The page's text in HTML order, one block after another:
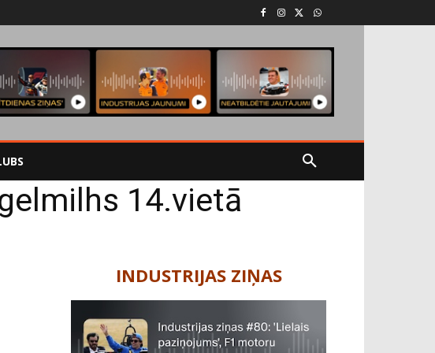
14.vietā
INDUSTRIJAS ZIŅAS